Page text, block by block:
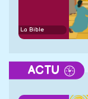
La Bible
ACTU